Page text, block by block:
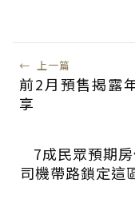
← 上一篇
前2月預售揭露
享
7成民眾預期
司機帶路鎖定這